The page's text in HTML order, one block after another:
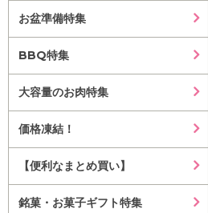
お盆準備特集
BBQ特集
大容量のお肉特集
価格凍結！
【便利なまとめ買い】
銘菓・お菓子ギフト特集